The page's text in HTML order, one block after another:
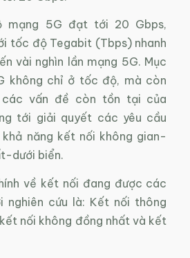
mạng 5G đạt tới 20 Gbps,
tốc độ Tegabit (Tbps) nhanh
vài nghìn lần mạng 5G. Mục
không chỉ ở tốc độ, mà còn
các vấn đề còn tồn tại của
tới giải quyết các yêu cầu
năng kết nối không gian-
dưới biển.
về kết nối đang được các
nghiên cứu là: Kết nối thông
nối không đồng nhất và kết